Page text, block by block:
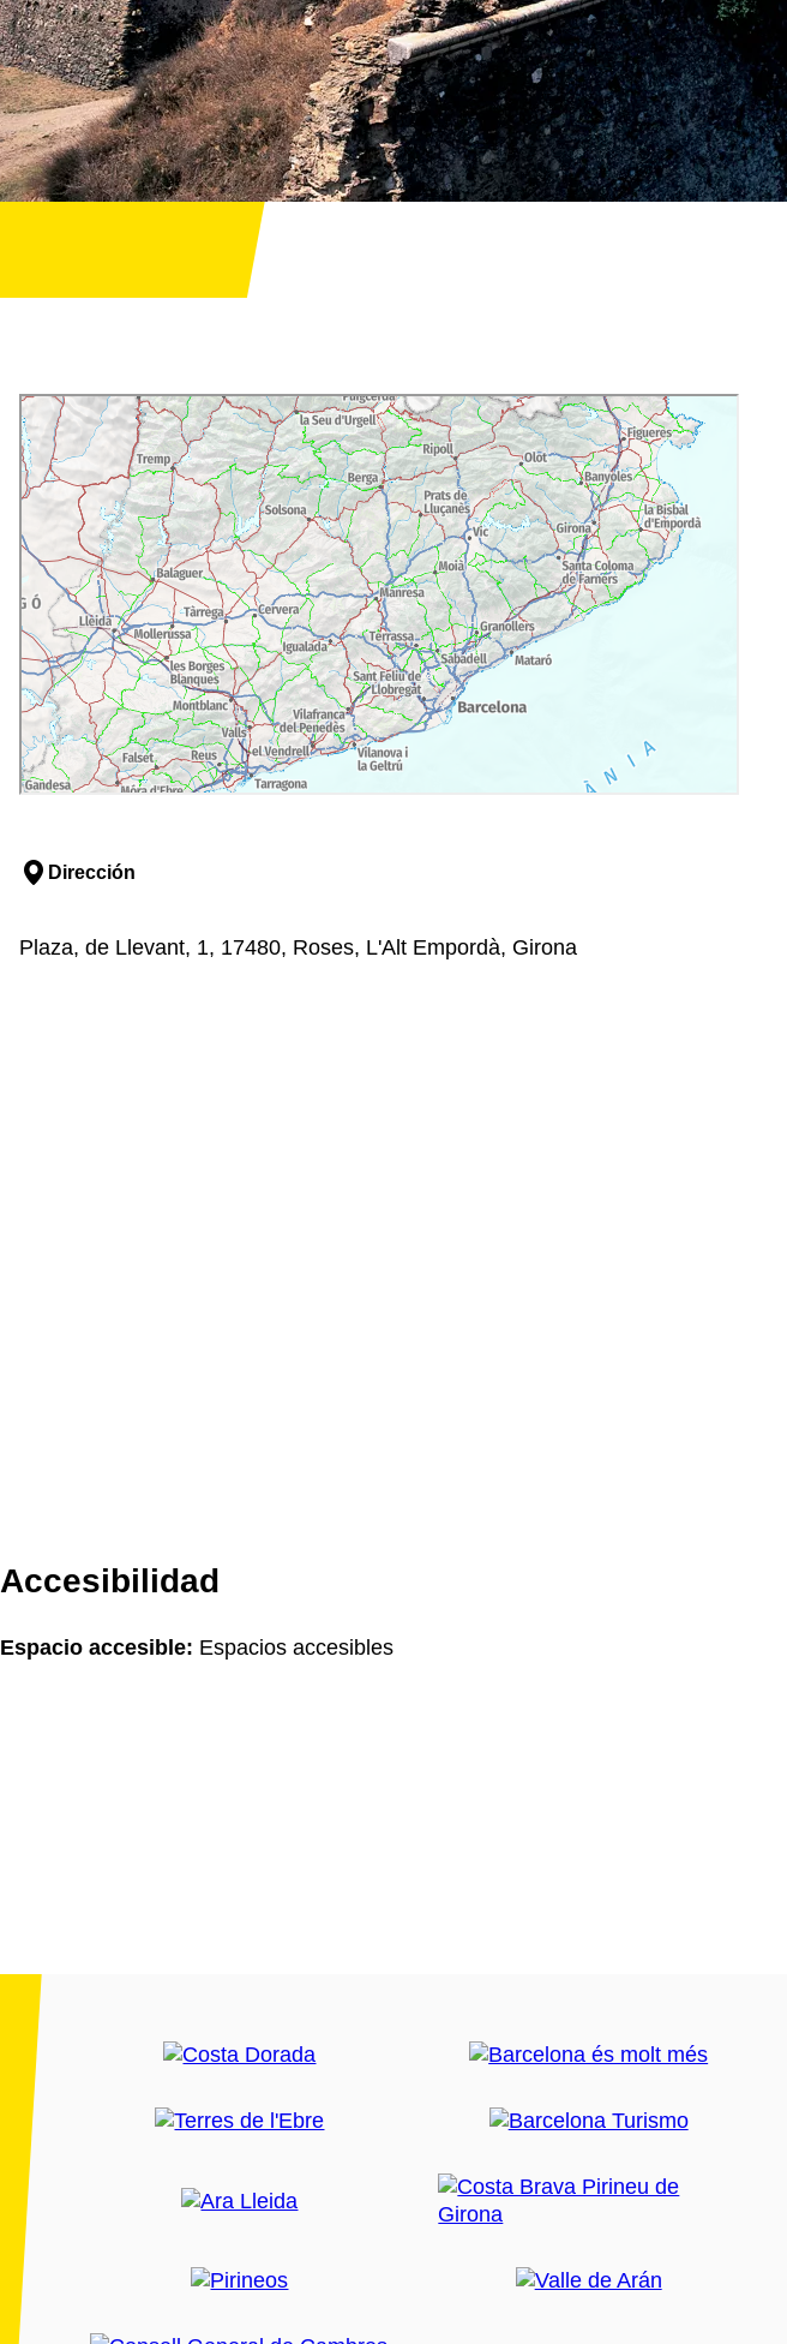
Dirección
Plaza, de Llevant, 1, 17480, Roses, L'Alt Empordà, Girona
Accesibilidad
Espacio accesible: Espacios accesibles